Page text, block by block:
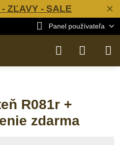
✕
ZĽAVY - SALE
Panel používateľa
R081r +
zdarma